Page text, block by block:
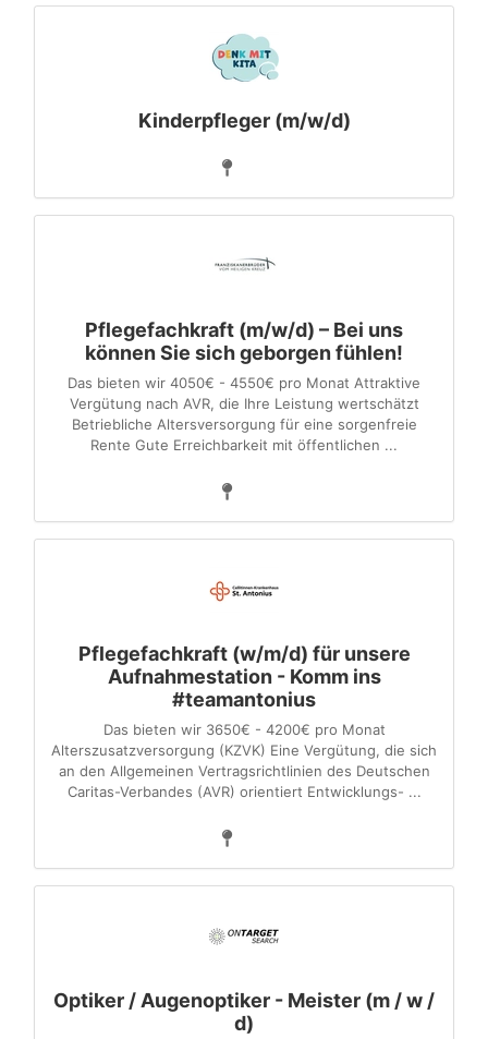
Kinderpfleger (m/w/d)
Pflegefachkraft (m/w/d) – Bei uns
können Sie sich geborgen fühlen!
Das bieten wir 4050€ - 4550€ pro Monat Attraktive
Vergütung nach AVR, die Ihre Leistung wertschätzt
Betriebliche Altersversorgung für eine sorgenfreie
Rente Gute Erreichbarkeit mit öffentlichen ...
Pflegefachkraft (w/m/d) für unsere
Aufnahmestation - Komm ins
#teamantonius
Das bieten wir 3650€ - 4200€ pro Monat
Alterszusatzversorgung (KZVK) Eine Vergütung, die sich
an den Allgemeinen Vertragsrichtlinien des Deutschen
Caritas-Verbandes (AVR) orientiert Entwicklungs- ...
Optiker / Augenoptiker - Meister (m / w /
d)